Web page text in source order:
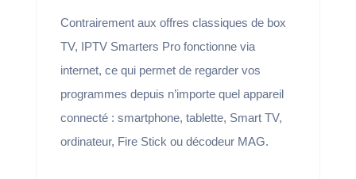
Contrairement aux offres classiques de box
TV, IPTV Smarters Pro fonctionne via
internet, ce qui permet de regarder vos
programmes depuis n’importe quel appareil
connecté : smartphone, tablette, Smart TV,
ordinateur, Fire Stick ou décodeur MAG.